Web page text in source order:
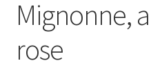
Mignonne,
rose